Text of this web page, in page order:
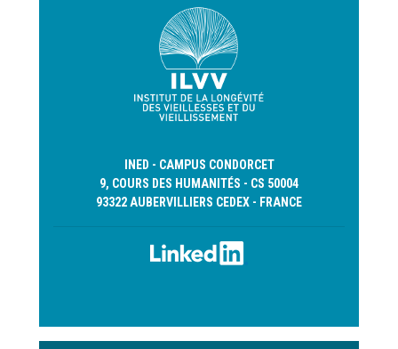
INED - CAMPUS CONDORCET
9, COURS DES HUMANITÉS - CS 50004
93322 AUBERVILLIERS CEDEX - FRANCE